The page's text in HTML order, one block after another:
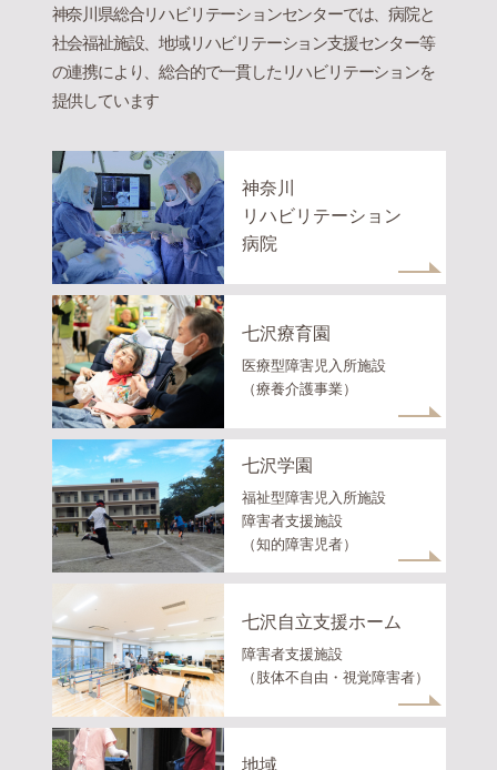
神奈川県総合リハビリテーションセンターでは、病院と
社会福祉施設、地域リハビリテーション支援センター等
の連携により、総合的で一貫したリハビリテーションを
提供しています
神奈川
リハビリテーション
病院
七沢療育園
医療型障害児入所施設
（療養介護事業）
七沢学園
福祉型障害児入所施設
障害者支援施設
（知的障害児者）
七沢自立支援ホーム
障害者支援施設
（肢体不自由・視覚障害者）
地域